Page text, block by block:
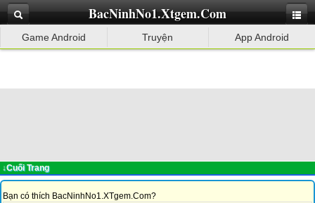
BacNinhNo1.Xtgem.Com
Game Android Truyện App Android
↓Cuối Trang
Bạn có thích BacNinhNo1.XTgem.Com?